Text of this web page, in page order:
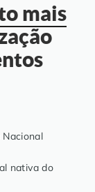
mais
nativa do